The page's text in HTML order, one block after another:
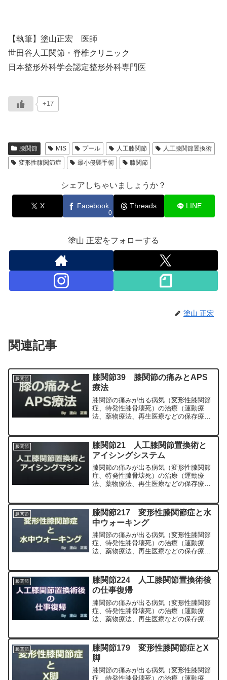
【執筆】塗山正宏 医師
世田谷人工関節・脊椎クリニック
日本整形外科学会認定整形外科専門医
+17
膝関節 MIS プール 人工膝関節
人工膝関節置換術
変形性膝関節症
最小侵襲手術 膝関節
シェアしちゃいましょうか？
X Facebook
0
Threads LINE
塗山 正宏をフォローする
塗山 正宏
関連記事
膝関節
膝関節39 膝関節の痛みとAPS
療法
膝関節の痛みが出る病気（変形性膝関節
症、特発性膝骨壊死）の治療（運動療
法、薬物療法、再生医療などの保存療
専門医（人工関節手術を専門）の塗山正
宏が色々と説明します。
膝関節
膝関節21 人工膝関節置換術と
アイシングシステム
膝関節の痛みが出る病気（変形性膝関節
症、特発性膝骨壊死）の治療（運動療
法、薬物療法、再生医療などの保存療
専門医（人工関節手術を専門）の塗山正
宏が色々と説明します。
膝関節
膝関節217 変形性膝関節症と水
中ウォーキング
膝関節の痛みが出る病気（変形性膝関節
症、特発性膝骨壊死）の治療（運動療
法、薬物療法、再生医療などの保存療
専門医（人工関節手術を専門）の塗山正
宏が色々と説明します。
膝関節
膝関節224 人工膝関節置換術後
の仕事復帰
膝関節の痛みが出る病気（変形性膝関節
症、特発性膝骨壊死）の治療（運動療
法、薬物療法、再生医療などの保存療
専門医（人工関節手術を専門）の塗山正
宏が色々と説明します。
膝関節
膝関節179 変形性膝関節症とX
脚
膝関節の痛みが出る病気（変形性膝関節
症、特発性膝骨壊死）の治療（運動療